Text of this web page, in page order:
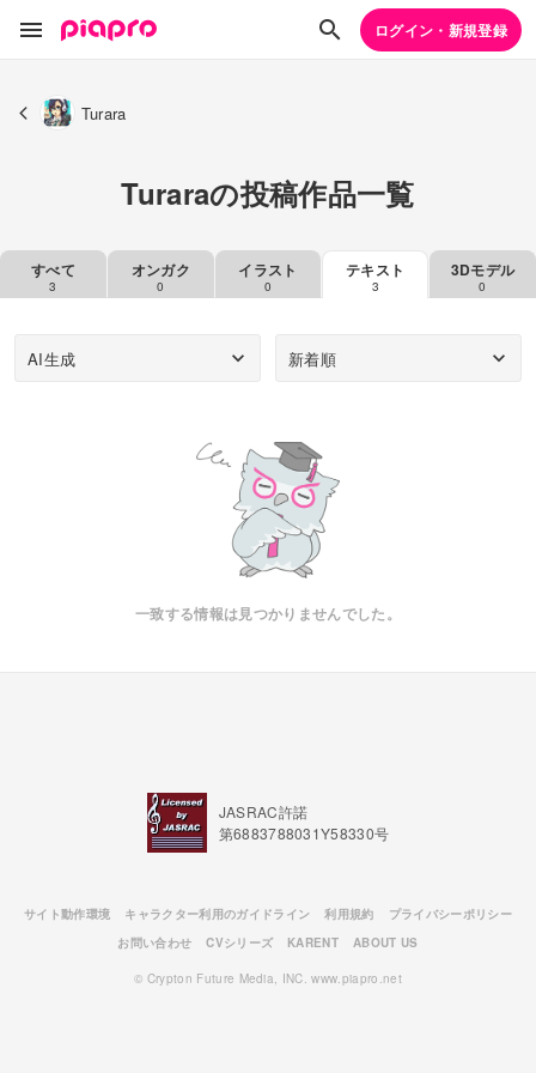
ログイン・新規登録
Turara
Turaraの投稿作品一覧
すべて
3
オンガク
0
イラスト
0
テキスト
3
3Dモデル
0
AI生成 新着順
一致する情報は見つかりませんでした。
JASRAC許諾
第6883788031Y58330号
サイト動作環境 キャラクター利用のガイドライン 利用規約
プライバシーポリシー
お問い合わせ
CVシリーズ KARENT ABOUT US
© Crypton Future Media, INC. www.piapro.net